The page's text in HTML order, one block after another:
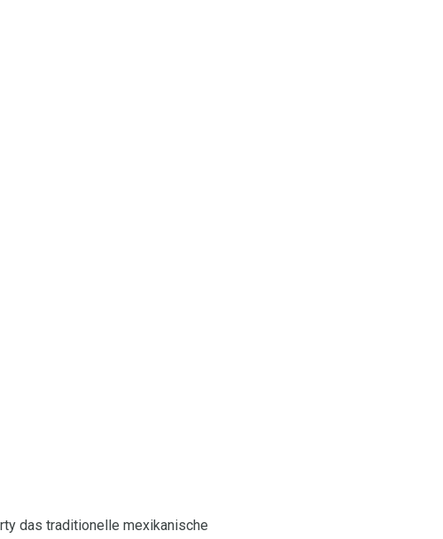
das traditionelle mexikanische